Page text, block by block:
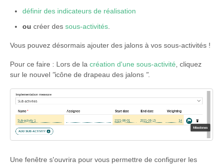
définir des indicateurs de réalisation
ou créer des sous-activités
Vous pouvez désormais ajouter des jalons à vos sous-activités !
Pour ce faire : Lors de la création d'une sous-activité , cliquez
sur le nouvel "icône de drapeau des jalons ".
Une fenêtre s'ouvrira pour vous permettre de configurer les